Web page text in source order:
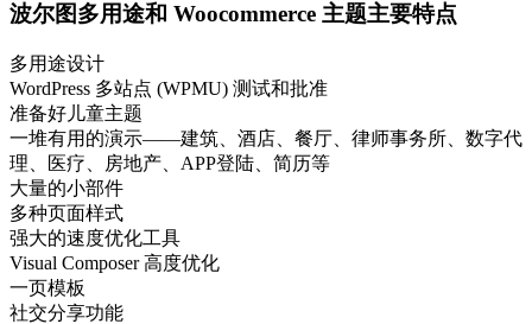
波尔图多用途和 Woocommerce 主题主要特点
多用途设计
WordPress 多站点 (WPMU) 测试和批准
准备好儿童主题
一堆有用的演示——建筑、酒店、餐厅、律师事务所、数字代
理、医疗、房地产、APP登陆、简历等
大量的小部件
多种页面样式
强大的速度优化工具
Visual Composer 高度优化
一页模板
社交分享功能